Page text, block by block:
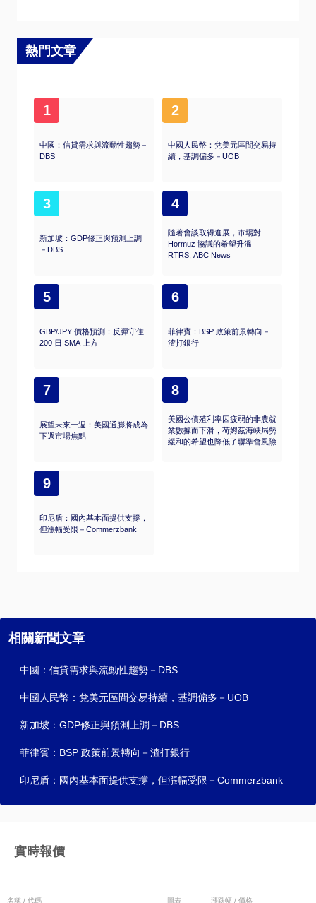
熱門文章
1
中國：信貸需求與流動性趨勢－
DBS
2
中國人民幣：兌美元區間交易持
續，基調偏多－UOB
3
新加坡：GDP修正與預測上調
－DBS
4
隨著會談取得進展，市場對
Hormuz 協議的希望升溫 –
RTRS, ABC News
5
GBP/JPY 價格預測：反彈守住
200 日 SMA 上方
6
菲律賓：BSP 政策前景轉向－
渣打銀行
7
展望未來一週：美國通膨將成為
下週市場焦點
8
美國公債殖利率因疲弱的非農就
業數據而下滑，荷姆茲海峽局勢
緩和的希望也降低了聯準會風險
9
印尼盾：國內基本面提供支撐，
但漲幅受限－Commerzbank
相關新聞文章
中國：信貸需求與流動性趨勢－DBS
中國人民幣：兌美元區間交易持續，基調偏多－UOB
新加坡：GDP修正與預測上調－DBS
菲律賓：BSP 政策前景轉向－渣打銀行
印尼盾：國內基本面提供支撐，但漲幅受限－Commerzbank
實時報價
名稱 / 代碼 圖表 漲跌幅 / 價格